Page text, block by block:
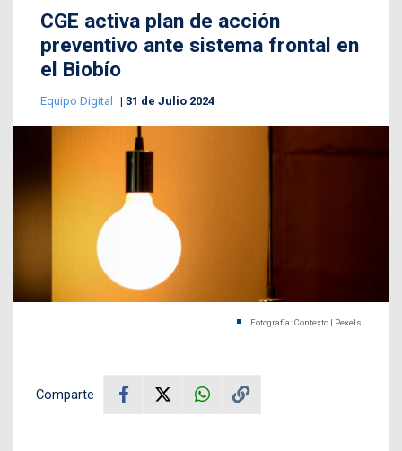
CGE activa plan de acción
preventivo ante sistema frontal en
el Biobío
Equipo Digital 31 de Julio 2024
Fotografía: Contexto | Pexels
Comparte